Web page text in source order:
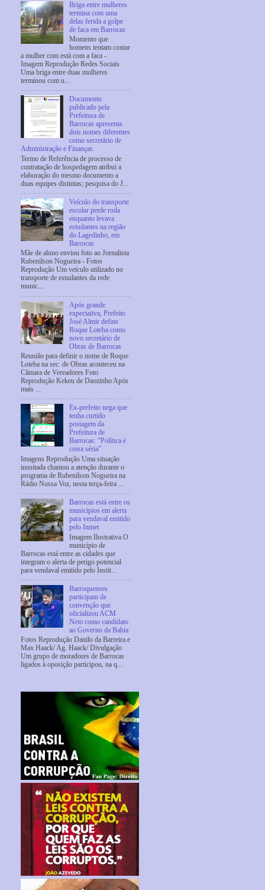
Briga entre mulheres
termina com uma
delas ferida a golpe
de faca em Barrocas
Momento que
homens tentam contar
a mulher com está com a faca -
Imagem Reprodução Redes Sociais
Uma briga entre duas mulheres
terminou com u...
Documento
publicado pela
Prefeitura de
Barrocas apresenta
dois nomes diferentes
como secretário de
Administração e Finanças
Termo de Referência de processo de
contratação de hospedagem atribui a
elaboração do mesmo documento a
duas equipes distintas; pesquisa do J...
Veículo do transporte
escolar perde roda
enquanto levava
estudantes na região
do Lagedinho, em
Barrocas
Mãe de aluno enviou foto ao Jornalista
Rubenilson Nogueira - Fotos
Reprodução Um veículo utilizado no
transporte de estudantes da rede
munic...
Após grande
expectativa, Prefeito
José Almir define
Roque Loteba como
novo secretário de
Obras de Barrocas
Reunião para definir o nome de Roque
Loteba na sec. de Obras aconteceu na
Câmara de Vereadores Foto
Reprodução Kekeu de Daozinho Após
mais ...
Ex-prefeito nega que
tenha curtido
postagem da
Prefeitura de
Barrocas: “Política é
coisa séria”
Imagens Reprodução Uma situação
inusitada chamou a atenção durante o
programa de Rubenilson Nogueira na
Rádio Nossa Voz, nesta terça-feira ...
Barrocas está entre os
municípios em alerta
para vendaval emitido
pelo Inmet
Imagem Ilustrativa O
município de
Barrocas está entre as cidades que
integram o alerta de perigo potencial
para vendaval emitido pelo Instit...
Barroquenses
participam de
convenção que
oficializou ACM
Neto como candidato
ao Governo da Bahia
Fotos Reprodução Danilo da Barreira e
Max Haack/ Ag. Haack/ Divulgação
Um grupo de moradores de Barrocas
ligados à oposição participou, na q...